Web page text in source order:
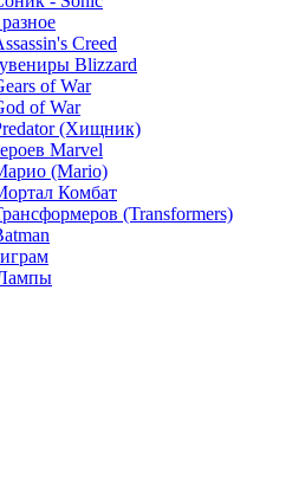
Creed
Blizzard
of War
of War
(Хищник)
Marvel
(Mario)
Комбат
(Transformers)